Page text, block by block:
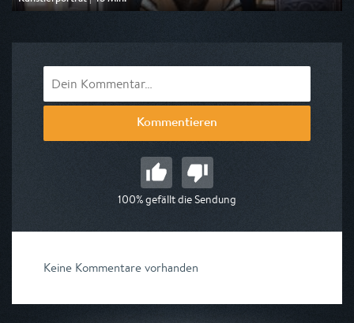
Ausgestrahlt von ZDF info
Kommentieren
100% gefällt die Sendung
Keine Kommentare vorhanden